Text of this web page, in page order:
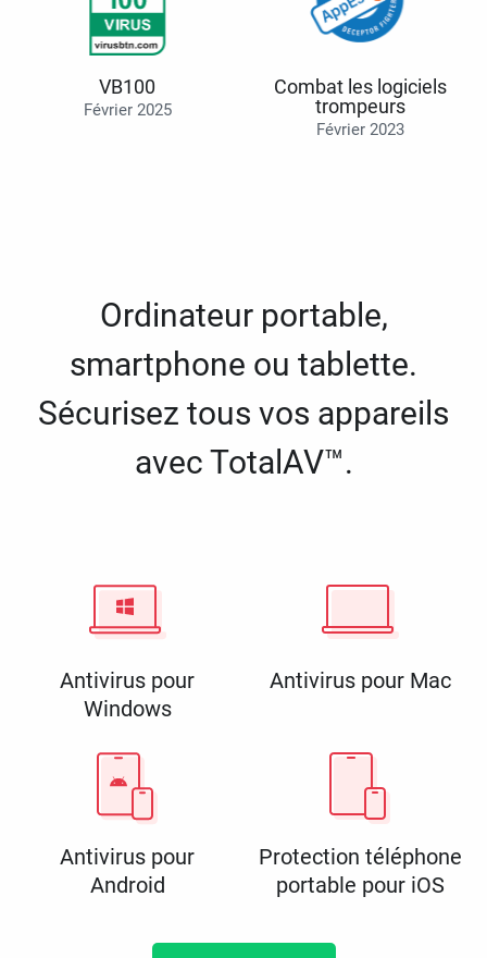
VB100
Février 2025
Combat les logiciels
trompeurs
Février 2023
Ordinateur portable,
smartphone ou tablette.
Sécurisez tous vos appareils
avec TotalAV™.
Antivirus pour
Windows
Antivirus pour Mac
Antivirus pour
Android
Protection téléphone
portable pour iOS